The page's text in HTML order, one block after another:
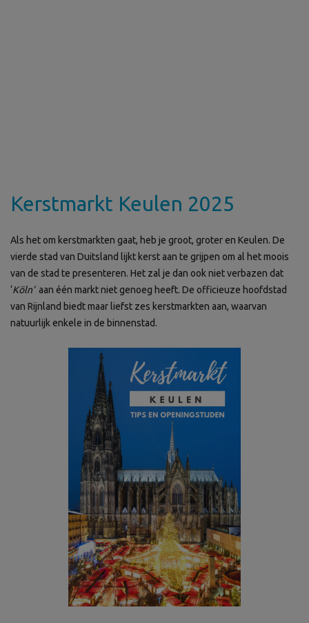
Kerstmarkt Keulen 2025
Als het om kerstmarkten gaat, heb je groot, groter en Keulen. De
vierde stad van Duitsland lijkt kerst aan te grijpen om al het moois
van de stad te presenteren. Het zal je dan ook niet verbazen dat
‘Köln’ aan één markt niet genoeg heeft. De officieuze hoofdstad
van Rijnland biedt maar liefst zes kerstmarkten aan, waarvan
natuurlijk enkele in de binnenstad.